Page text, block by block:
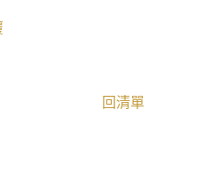
回清單